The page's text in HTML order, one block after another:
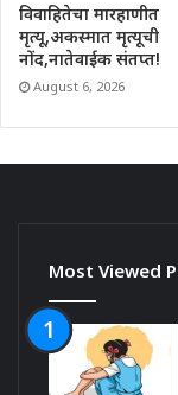
विवाहितेचा मारहाणीत
मृत्यू,अकस्मात मृत्यूची
नोंद,नातेवाईक संतप्त!
August 6, 2026
Most Viewed